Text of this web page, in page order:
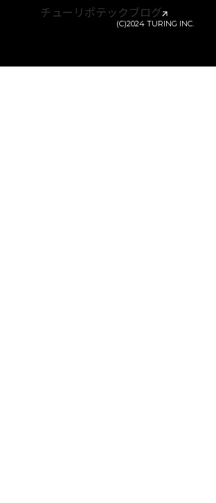
チューリポテックブログ
(C)2024 TURING INC.